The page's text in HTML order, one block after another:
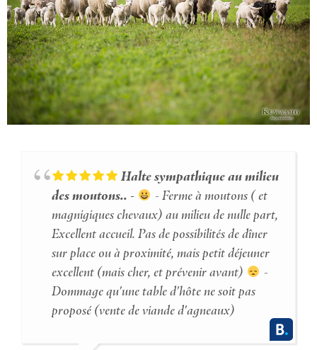
Halte sympathique au milieu
des moutons..
- Ferme à moutons ( et
magnigiques chevaux) au milieu de nulle part,
Excellent accueil. Pas de possibilités de dîner
sur place ou à proximité, mais petit déjeuner
excellent (mais cher, et prévenir avant)
-
Dommage qu'une table d'hôte ne soit pas
proposé (vente de viande d'agneaux)